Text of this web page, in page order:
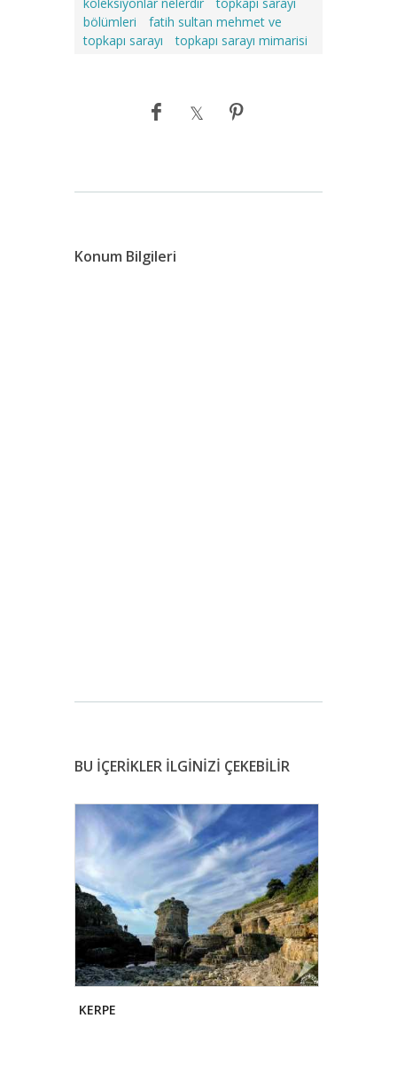
bölümleri
fatih sultan mehmet ve
topkapı sarayı
topkapı sarayı mimarisi
Konum Bilgileri
BU İÇERİKLER İLGİNİZİ ÇEKEBİLİR
KERPE